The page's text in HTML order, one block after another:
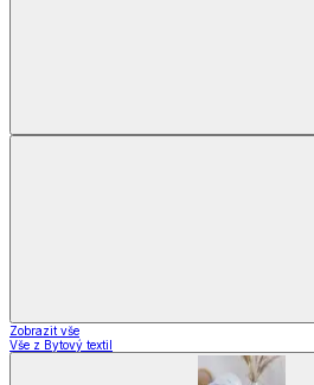
Zobrazit vše
Vše z Bytový textil